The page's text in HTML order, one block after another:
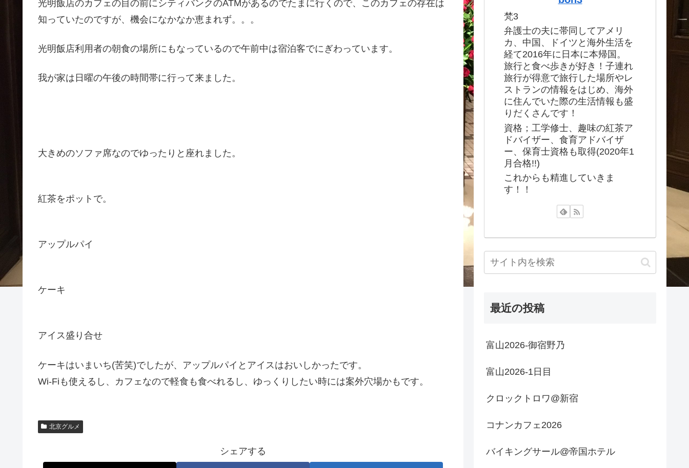
光明飯店のカフェの目の前にシティバンクのATMがあるのでたまに行くので、このカフェの存在は
知っていたのですが、機会になかなか恵まれず。。。
光明飯店利用者の朝食の場所にもなっているので午前中は宿泊客でにぎわっています。
我が家は日曜の午後の時間帯に行って来ました。
大きめのソファ席なのでゆったりと座れました。
紅茶をポットで。
アップルパイ
ケーキ
アイス盛り合せ
ケーキはいまいち(苦笑)でしたが、アップルパイとアイスはおいしかったです。
Wi-Fiも使えるし、カフェなので軽食も食べれるし、ゆっくりしたい時には案外穴場かもです。
北京グルメ
シェアする
梵3
弁護士の夫に帯同してアメリ
カ、中国、ドイツと海外生活を
経て2016年に日本に本帰国。
旅行と食べ歩きが好き！子連れ
旅行が得意で旅行した場所やレ
ストランの情報をはじめ、海外
に住んでいた際の生活情報も盛
りだくさんです！
資格；工学修士、趣味の紅茶ア
ドバイザー、食育アドバイザ
ー、保育士資格も取得(2020年1
月合格!!)
これからも精進していきま
す！！
最近の投稿
富山2026-御宿野乃
富山2026-1日目
クロックトロワ@新宿
コナンカフェ2026
バイキングサール@帝国ホテル